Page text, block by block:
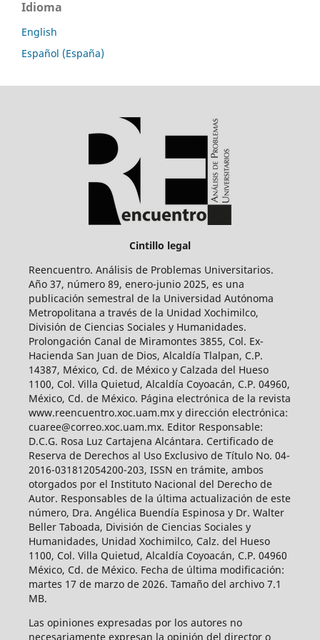
Idioma
English
Español (España)
Cintillo legal
Reencuentro. Análisis de Problemas Universitarios.
Año 37, número 89, enero-junio 2025, es una
publicación semestral de la Universidad Autónoma
Metropolitana a través de la Unidad Xochimilco,
División de Ciencias Sociales y Humanidades.
Prolongación Canal de Miramontes 3855, Col. Ex-
Hacienda San Juan de Dios, Alcaldía Tlalpan, C.P.
14387, México, Cd. de México y Calzada del Hueso
1100, Col. Villa Quietud, Alcaldía Coyoacán, C.P. 04960,
México, Cd. de México. Página electrónica de la revista
www.reencuentro.xoc.uam.mx y dirección electrónica:
cuaree@correo.xoc.uam.mx. Editor Responsable:
D.C.G. Rosa Luz Cartajena Alcántara. Certificado de
Reserva de Derechos al Uso Exclusivo de Título No. 04-
2016-031812054200-203, ISSN en trámite, ambos
otorgados por el Instituto Nacional del Derecho de
Autor. Responsables de la última actualización de este
número, Dra. Angélica Buendía Espinosa y Dr. Walter
Beller Taboada, División de Ciencias Sociales y
Humanidades, Unidad Xochimilco, Calz. del Hueso
1100, Col. Villa Quietud, Alcaldía Coyoacán, C.P. 04960
México, Cd. de México. Fecha de última modificación:
martes 17 de marzo de 2026. Tamaño del archivo 7.1
MB.
Las opiniones expresadas por los autores no
necesariamente expresan la opinión del director o